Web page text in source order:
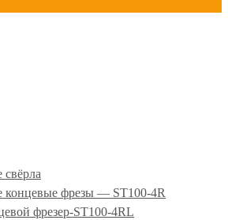
концевые фрезы — ST100-4R
фрезер-ST100-4RL